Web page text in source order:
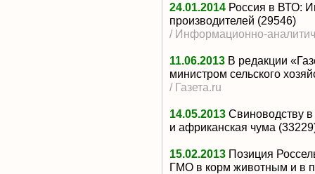
24.01.2014 Россия в ВТО:
производителей (29546)
/ Информационно-
11.06.2013 В редакции
министром сельского
/ Газета.ru
14.05.2013 Свиноводству
и африканская чума
15.02.2013 Позиция
ГМО в корм животным и в